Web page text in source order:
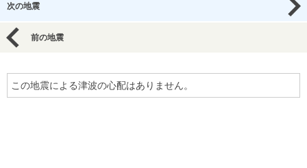
次の地震
前の地震
この地震による津波の心配はありません。